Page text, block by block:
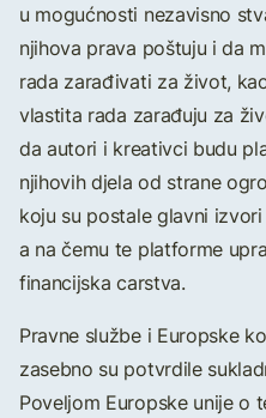
u mogućnosti nezavisno
njihova prava poštuju i da
rada zarađivati za život,
vlastita rada zarađuju za
da autori i kreativci budu
njihovih djela od strane
koju su postale glavni
a na čemu te platforme
financijska carstva.
Pravne službe i Europske
zasebno su potvrdile
Poveljom Europske unije o